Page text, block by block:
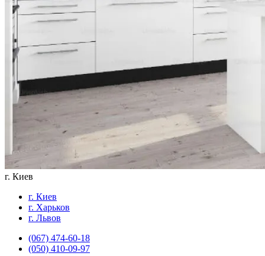
г. Киев
г. Киев
г. Харьков
г. Львов
(067) 474-60-18
(050) 410-09-97